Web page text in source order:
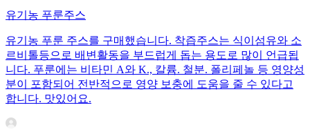
유기농 푸룬주스
유기농 푸룬 주스를 구매했습니다. 착즙주스는 식이섬유와 소
르비톨등으로 배변활동을 부드럽게 돕는 용도로 많이 언급됩
니다. 푸룬에는 비타민 A와 K., 칼륨. 철분. 폴리페놀 등 영양성
분이 포함되어 전반적으로 영양 보충에 도움을 줄 수 있다고
합니다. 맛있어요.